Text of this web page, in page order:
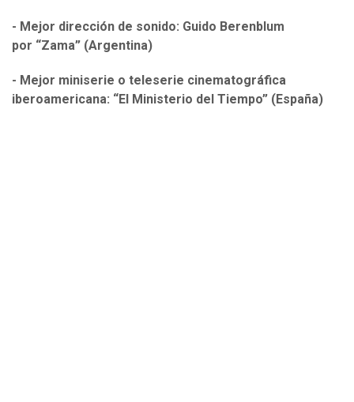
- Mejor dirección de sonido: Guido Berenblum
por “Zama” (Argentina)
- Mejor miniserie o teleserie cinematográfica
iberoamericana: “El Ministerio del Tiempo” (España)